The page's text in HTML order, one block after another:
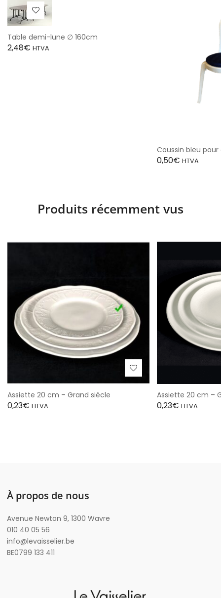
Table demi-lune ∅ 160cm
2,48€ HTVA
Coussin bleu
0,50€ HTVA
Produits récemment vus
Assiette 20 cm – Grand siècle
0,23€ HTVA
Assiette 20 cm –
0,23€ HTVA
À propos de nous
Avenue Newton 9, 1300 Wavre
010 40 05 56
info@levaisselier.be
BE0799 133 411